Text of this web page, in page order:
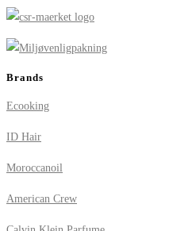
Brands
Ecooking
ID Hair
Moroccanoil
American Crew